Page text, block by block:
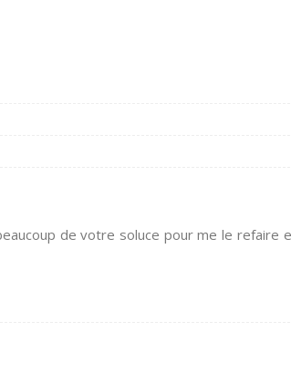
de votre soluce pour me le refaire